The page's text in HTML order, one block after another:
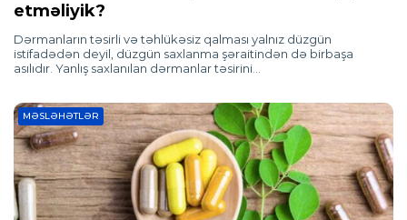
etməliyik?
Dərmanların təsirli və təhlükəsiz qalması yalnız düzgün
istifadədən deyil, düzgün saxlanma şəraitindən də birbaşa
asılıdır. Yanlış saxlanılan dərmanlar təsirini…
MƏSLƏHƏTLƏR